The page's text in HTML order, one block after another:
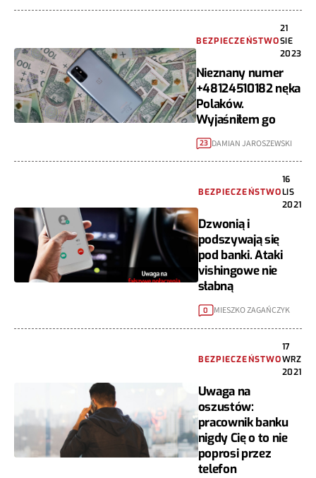
BEZPIECZEŃSTWO
21
SIE
2023
Nieznany numer
+48124510182 nęka
Polaków.
Wyjaśniłem go
23 DAMIAN JAROSZEWSKI
BEZPIECZEŃSTWO
16
LIS
2021
Dzwonią i
podszywają się
pod banki. Ataki
vishingowe nie
słabną
0 MIESZKO ZAGAŃCZYK
BEZPIECZEŃSTWO
17
WRZ
2021
Uwaga na
oszustów:
pracownik banku
nigdy Cię o to nie
poprosi przez
telefon